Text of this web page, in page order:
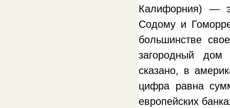
Калифорния) —
Содому и
большинстве
загородный
сказано, в
цифра равна
европейских